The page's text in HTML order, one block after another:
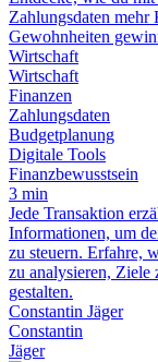
Zahlungsdaten
Gewohnheiten
Wirtschaft
Wirtschaft
Finanzen
Zahlungsdaten
Budgetplanung
Digitale Tools
Finanzbewusstsein
3 min
Jede Transaktion
Informationen, um
zu steuern. Erfahre,
zu analysieren, Ziele
gestalten.
Constantin Jäger
Constantin
Jäger